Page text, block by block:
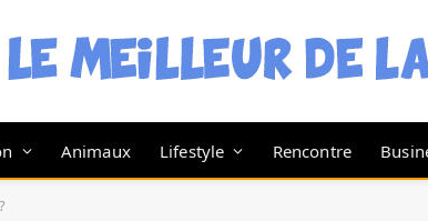
Animaux Lifestyle Rencontre